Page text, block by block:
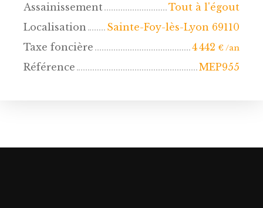
Assainissement
Tout à l'égout
Localisation
Sainte-Foy-lès-Lyon 69110
Taxe foncière
4 442 € /an
Référence MEP955